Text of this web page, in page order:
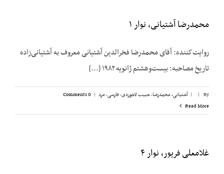
محمدرضا آشتیانی، نوار ۱
روایت‌کننده: آقای محمدرضا فخرالدین آشتیانی معروف به آشتیانی‌زاده
تاریخ مصاحبه: بیست‌وهشتم ژانویه ۱۹۸۲ [...]
By
|
| آشتیانی، محمدرضا,حبیب لاجوردی,فارسی,مرد |
0 Comments
Read More
غلامعلی فریور، نوار ۴